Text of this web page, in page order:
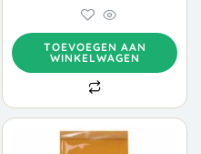
TOEVOEGEN AAN
WINKELWAGEN